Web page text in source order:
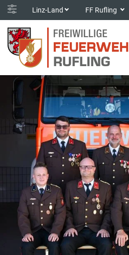
Linz-Land FF Rufling